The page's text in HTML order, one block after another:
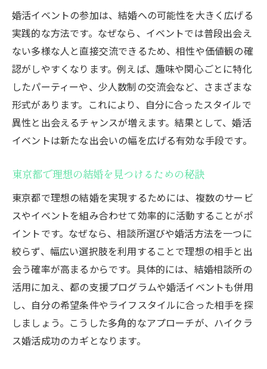
婚活イベントの参加は、結婚への可能性を大きく広げる
実践的な方法です。なぜなら、イベントでは普段出会え
ない多様な人と直接交流できるため、相性や価値観の確
認がしやすくなります。例えば、趣味や関心ごとに特化
したパーティーや、少人数制の交流会など、さまざまな
形式があります。これにより、自分に合ったスタイルで
異性と出会えるチャンスが増えます。結果として、婚活
イベントは新たな出会いの幅を広げる有効な手段です。
東京都で理想の結婚を見つけるための秘訣
東京都で理想の結婚を実現するためには、複数のサービ
スやイベントを組み合わせて効率的に活動することがポ
イントです。なぜなら、相談所選びや婚活方法を一つに
絞らず、幅広い選択肢を利用することで理想の相手と出
会う確率が高まるからです。具体的には、結婚相談所の
活用に加え、都の支援プログラムや婚活イベントも併用
し、自分の希望条件やライフスタイルに合った相手を探
しましょう。こうした多角的なアプローチが、ハイクラ
ス婚活成功のカギとなります。